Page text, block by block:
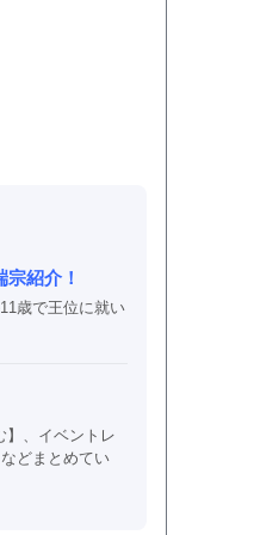
紹介！
歳で王位に就い
】、イベントレ
どまとめてい